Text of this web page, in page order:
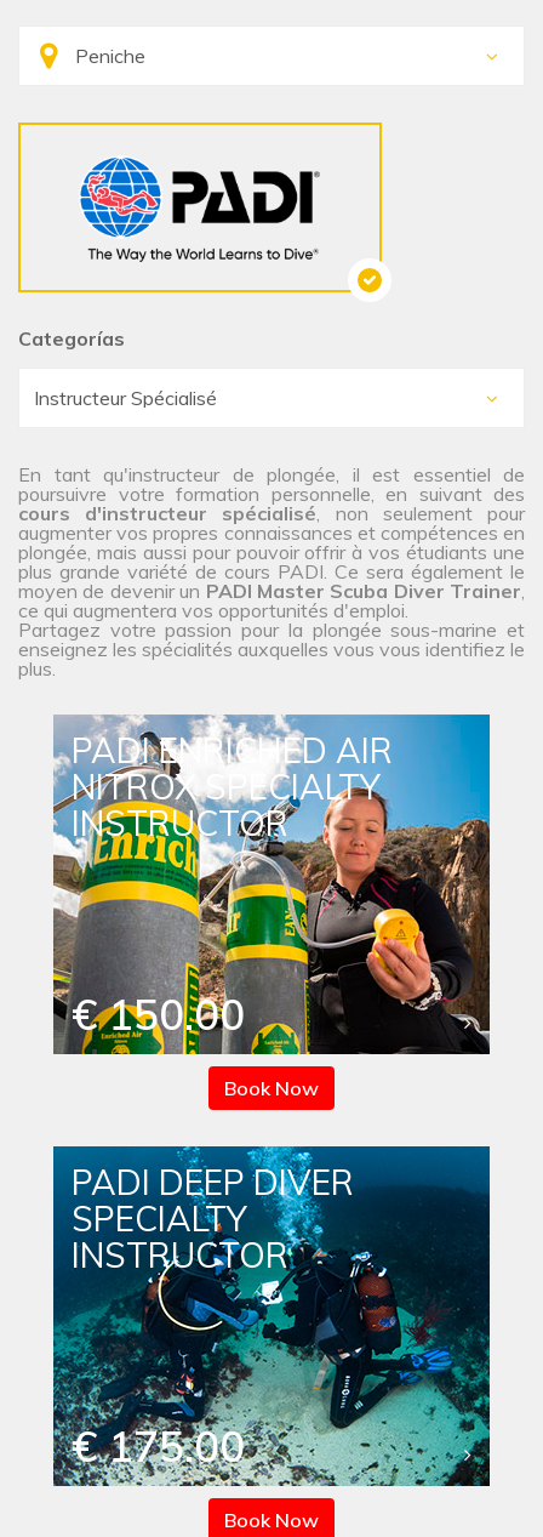
Categorías
En tant qu'instructeur de plongée, il est essentiel de
poursuivre votre formation personnelle, en suivant des
cours d'instructeur spécialisé, non seulement pour
augmenter vos propres connaissances et compétences en
plongée, mais aussi pour pouvoir offrir à vos étudiants une
plus grande variété de cours PADI. Ce sera également le
moyen de devenir un PADI Master Scuba Diver Trainer,
ce qui augmentera vos opportunités d'emploi.
Partagez votre passion pour la plongée sous-marine et
enseignez les spécialités auxquelles vous vous identifiez le
plus.
PADI ENRICHED AIR
NITROX SPECIALTY
INSTRUCTOR
€ 150.00
Book Now
PADI DEEP DIVER
SPECIALTY
INSTRUCTOR
€ 175.00
Book Now